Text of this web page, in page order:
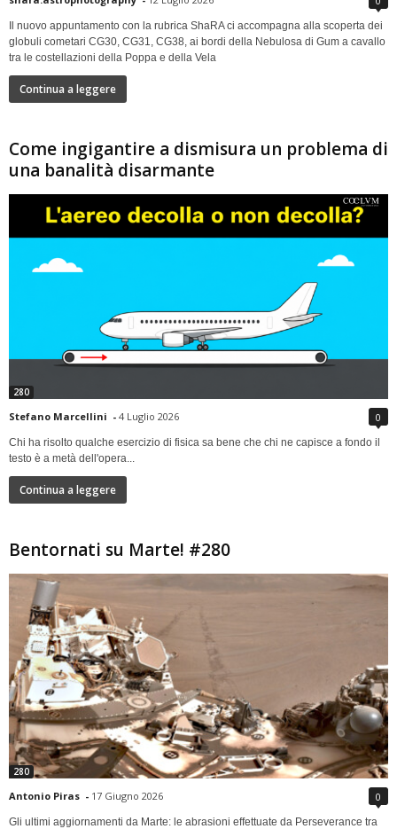
Il nuovo appuntamento con la rubrica ShaRA ci accompagna alla scoperta dei
globuli cometari CG30, CG31, CG38, ai bordi della Nebulosa di Gum a cavallo
tra le costellazioni della Poppa e della Vela
Continua a leggere
Come ingigantire a dismisura un problema di
una banalità disarmante
280
Stefano Marcellini - 4 Luglio 2026 0
Chi ha risolto qualche esercizio di fisica sa bene che chi ne capisce a fondo il
testo è a metà dell'opera...
Continua a leggere
Bentornati su Marte! #280
280
Antonio Piras - 17 Giugno 2026 0
Gli ultimi aggiornamenti da Marte: le abrasioni effettuate da Perseverance tra